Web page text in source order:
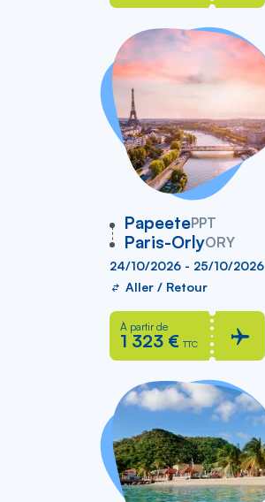
PapeetePPT
vers
Paris-OrlyORY
24/10/2026 - 25/10/2026
Aller / Retour
À partir de
1 323 € TTC